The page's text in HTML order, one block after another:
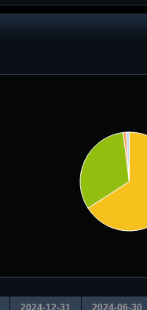
2024-12-31
2024-06-30